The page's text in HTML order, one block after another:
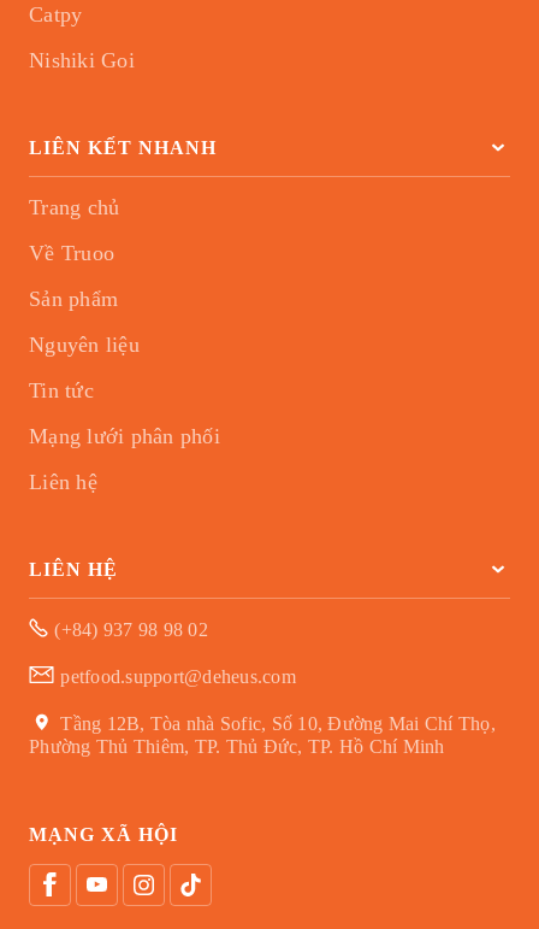
Catpy
Nishiki Goi
LIÊN KẾT NHANH
Trang chủ
Về Truoo
Sản phẩm
Nguyên liệu
Tin tức
Mạng lưới phân phối
Liên hệ
LIÊN HỆ
(+84) 937 98 98 02
petfood.support@deheus.com
Tầng 12B, Tòa nhà Sofic, Số 10, Đường Mai Chí Thọ,
Phường Thủ Thiêm, TP. Thủ Đức, TP. Hồ Chí Minh
MẠNG XÃ HỘI